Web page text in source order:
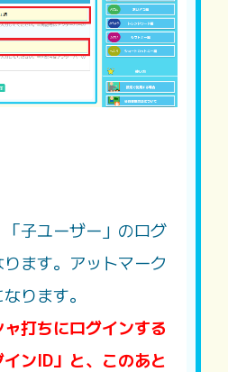
子ユーザー」のログ
ます。アットマーク
ります。
打ちにログインする
ンID」と、このあと